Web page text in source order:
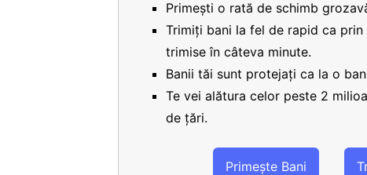
Primești o rată de schimb
Trimiți bani la fel de rapid ca
trimise în câteva minute.
Banii tăi sunt protejați ca la o
Te vei alătura celor peste 2
de țări.
Primește Bani